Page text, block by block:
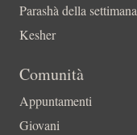
Parashà della settimana
Kesher
Comunità
Appuntamenti
Giovani